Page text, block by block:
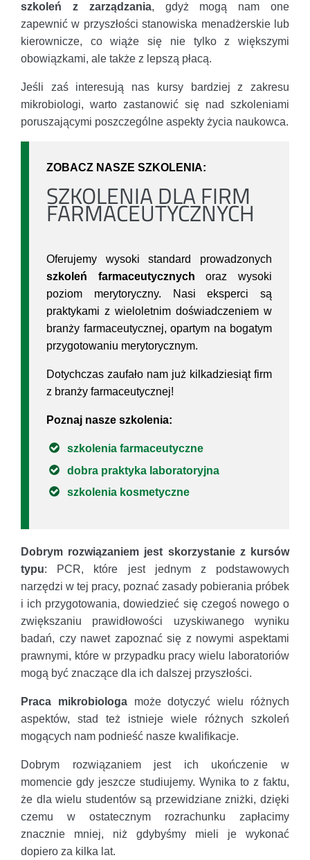
szkoleń z zarządzania, gdyż mogą nam one
zapewnić w przyszłości stanowiska menadżerskie lub
kierownicze, co wiąże się nie tylko z większymi
obowiązkami, ale także z lepszą płacą.
Jeśli zaś interesują nas kursy bardziej z zakresu
mikrobiologi, warto zastanowić się nad szkoleniami
poruszającymi poszczególne aspekty życia naukowca.
ZOBACZ NASZE SZKOLENIA:
SZKOLENIA DLA FIRM
FARMACEUTYCZNYCH
Oferujemy wysoki standard prowadzonych
szkoleń farmaceutycznych oraz wysoki
poziom merytoryczny. Nasi eksperci są
praktykami z wieloletnim doświadczeniem w
branży farmaceutycznej, opartym na bogatym
przygotowaniu merytorycznym.
Dotychczas zaufało nam już kilkadziesiąt firm
z branży farmaceutycznej!
Poznaj nasze szkolenia:
szkolenia farmaceutyczne
dobra praktyka laboratoryjna
szkolenia kosmetyczne
Dobrym rozwiązaniem jest skorzystanie z kursów
typu: PCR, które jest jednym z podstawowych
narzędzi w tej pracy, poznać zasady pobierania próbek
i ich przygotowania, dowiedzieć się czegoś nowego o
zwiększaniu prawidłowości uzyskiwanego wyniku
badań, czy nawet zapoznać się z nowymi aspektami
prawnymi, które w przypadku pracy wielu laboratoriów
mogą być znaczące dla ich dalszej przyszłości.
Praca mikrobiologamoże dotyczyć wielu różnych
aspektów, stad też istnieje wiele różnych szkoleń
mogących nam podnieść nasze kwalifikacje.
Dobrym rozwiązaniem jest ich ukończenie w
momencie gdy jeszcze studiujemy. Wynika to z faktu,
że dla wielu studentów są przewidziane zniżki, dzięki
czemu w ostatecznym rozrachunku zapłacimy
znacznie mniej, niż gdybyśmy mieli je wykonać
dopiero za kilka lat.